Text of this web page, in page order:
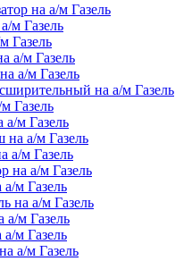
на а/м Газель
м Газель
Газель
а/м Газель
а/м Газель
на а/м Газель
Газель
а/м Газель
а/м Газель
а/м Газель
на а/м Газель
а/м Газель
на а/м Газель
а/м Газель
а/м Газель
а/м Газель